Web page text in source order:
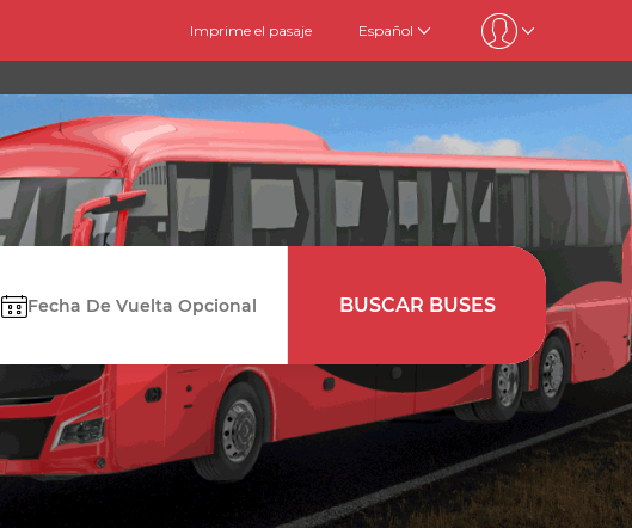
Imprime el pasaje Español
Fecha De Vuelta BUSCAR BUSES